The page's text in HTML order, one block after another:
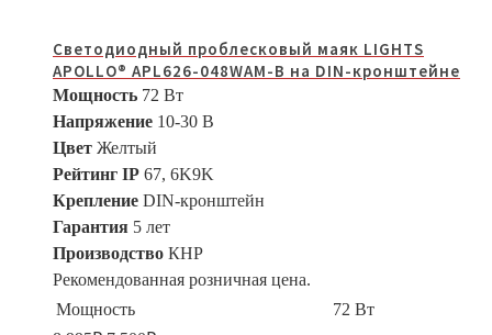
Светодиодный проблесковый маяк LIGHTS
APOLLO® APL626-048WAM-B на DIN-кронштейне
Мощность 72 Вт
Напряжение 10-30 В
Цвет Желтый
Рейтинг IP 67, 6K9K
Крепление DIN-кронштейн
Гарантия 5 лет
Производство КНР
Рекомендованная розничная цена.
Мощность
72 Вт